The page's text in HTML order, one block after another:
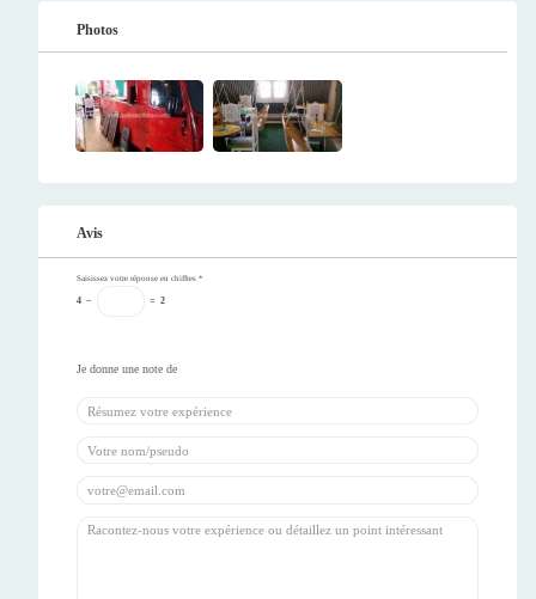
Photos
Avis
Saisissez votre réponse en chiffres *
4 − = 2